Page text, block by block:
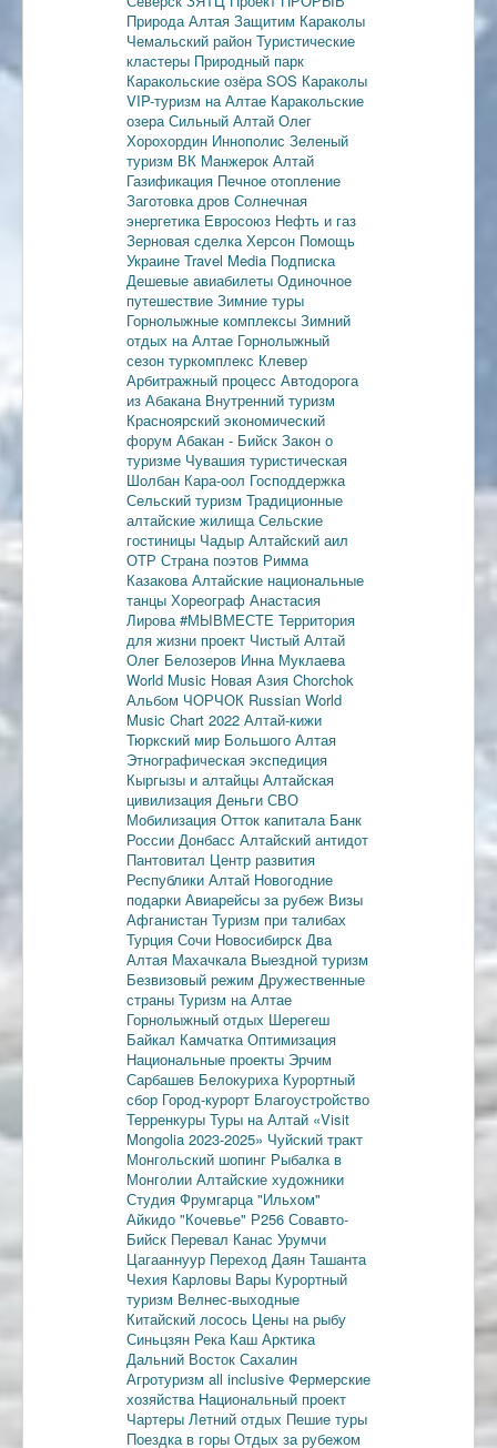
Природа Алтая Защитим Караколы
Чемальский район Туристические
кластеры Природный парк
Каракольские озёра SOS Караколы
VIP-туризм на Алтае Каракольские
озера Сильный Алтай Олег
Хорохордин Иннополис Зеленый
туризм ВК Манжерок Алтай
Газификация Печное отопление
Заготовка дров Солнечная
энергетика Евросоюз Нефть и газ
Зерновая сделка Херсон Помощь
Украине Travel Media Подписка
Дешевые авиабилеты Одиночное
путешествие Зимние туры
Горнолыжные комплексы Зимний
отдых на Алтае Горнолыжный
сезон туркомплекс Клевер
Арбитражный процесс Автодорога
из Абакана Внутренний туризм
Красноярский экономический
форум Абакан - Бийск Закон о
туризме Чувашия туристическая
Шолбан Кара-оол Господдержка
Сельский туризм Традиционные
алтайские жилища Сельские
гостиницы Чадыр Алтайский аил
ОТР Страна поэтов Римма
Казакова Алтайские национальные
танцы Хореограф Анастасия
Лирова #МЫВМЕСТЕ Территория
для жизни проект Чистый Алтай
Олег Белозеров Инна Муклаева
World Music Новая Азия Chorchok
Альбом ЧОРЧОК Russian World
Music Chart 2022 Алтай-кижи
Тюркский мир Большого Алтая
Этнографическая экспедиция
Кыргызы и алтайцы Алтайская
цивилизация Деньги СВО
Мобилизация Отток капитала Банк
России Донбасс Алтайский антидот
Пантовитал Центр развития
Республики Алтай Новогодние
подарки Авиарейсы за рубеж Визы
Афганистан Туризм при талибах
Турция Сочи Новосибирск Два
Алтая Махачкала Выездной туризм
Безвизовый режим Дружественные
страны Туризм на Алтае
Горнолыжный отдых Шерегеш
Байкал Камчатка Оптимизация
Национальные проекты Эрчим
Сарбашев Белокуриха Курортный
сбор Город-курорт Благоустройство
Терренкуры Туры на Алтай «Visit
Mongolia 2023-2025» Чуйский тракт
Монгольский шопинг Рыбалка в
Монголии Алтайские художники
Студия Фрумгарца "Ильхом"
Айкидо "Кочевье" Р256 Совавто-
Бийск Перевал Канас Урумчи
Цагааннуур Переход Даян Ташанта
Чехия Карловы Вары Курортный
туризм Велнес-выходные
Китайский лосось Цены на рыбу
Синьцзян Река Каш Арктика
Дальний Восток Сахалин
Агротуризм all inclusive Фермерские
хозяйства Национальный проект
Чартеры Летний отдых Пешие туры
Поездка в горы Отдых за рубежом